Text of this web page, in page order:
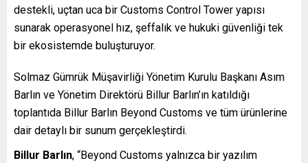
destekli, uçtan uca bir Customs Control Tower yapısı
sunarak operasyonel hız, şeffalık ve hukuki güvenliği tek
bir ekosistemde buluşturuyor.
Solmaz Gümrük Müşavirliği Yönetim Kurulu Başkanı Asım
Barlın ve Yönetim Direktörü Billur Barlın’ın katıldığı
toplantıda Billur Barlın Beyond Customs ve tüm ürünlerine
dair detaylı bir sunum gerçekleştirdi.
Billur Barlın, “Beyond Customs yalnızca bir yazılım